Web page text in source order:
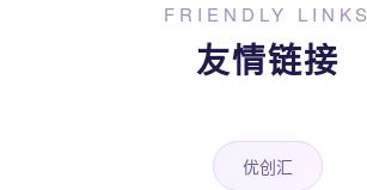
FRIENDLY LINKS
友情链接
优创汇